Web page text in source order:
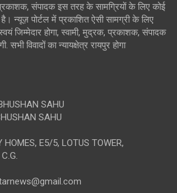
प्रकाशक, संपादक इस तरह के सामग्रियों के लिए कोई
है। न्यूज़ पोर्टल में प्रकाशित ऐसी सामग्री के लिए
जिम्मेदार होगा, स्वामी, मुद्रक, प्रकाशक, संपादक
सभी विवादों का न्यायक्षेत्र रायपुर होगा
SAHU
SAHU
HOMES, E5/5, LOTUS TOWER,